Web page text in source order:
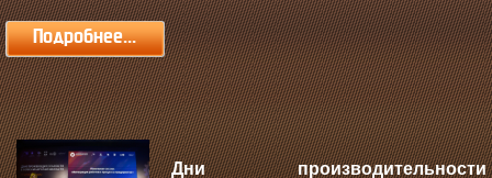
Подробнее...
Дни производительности